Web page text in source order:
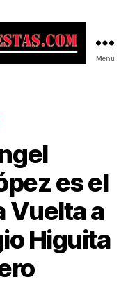
Menú
es el
Vuelta a
Higuita